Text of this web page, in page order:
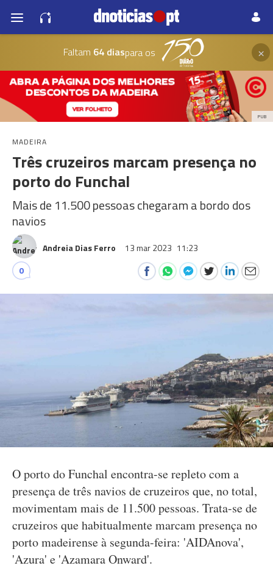
Faltam 64 diaspara os ×
PUB
MADEIRA
Três cruzeiros marcam presença no
porto do Funchal
Mais de 11.500 pessoas chegaram a bordo dos
navios
Andreia Dias Ferro 13 mar 2023 11:23
0
O porto do Funchal encontra-se repleto com a
presença de três navios de cruzeiros que, no total,
movimentam mais de 11.500 pessoas. Trata-se de
cruzeiros que habitualmente marcam presença no
porto madeirense à segunda-feira: 'AIDAnova',
'Azura' e 'Azamara Onward'.